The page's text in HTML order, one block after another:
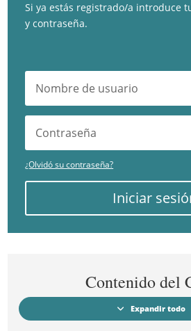
Si ya estás registrado/a introduce
y contraseña.
¿Olvidó su contraseña?
Iniciar
Contenido del
Expandir todo
Módulos